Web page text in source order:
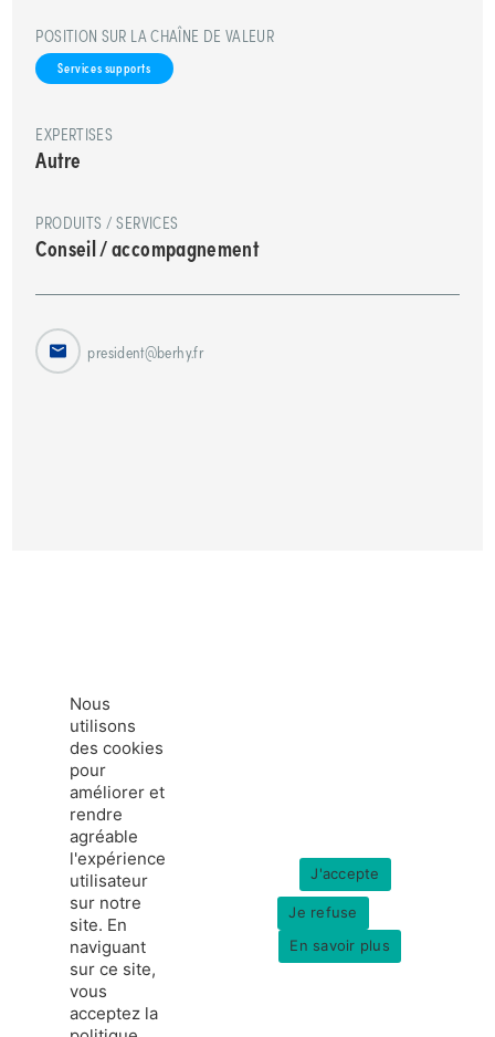
POSITION SUR LA CHAÎNE DE VALEUR
Services supports
EXPERTISES
Autre
PRODUITS / SERVICES
Conseil / accompagnement
president@berhy.fr
Nous
utilisons
des cookies
pour
améliorer et
rendre
agréable
l'expérience
utilisateur
sur notre
site. En
naviguant
sur ce site,
vous
acceptez la
J'accepte
Je refuse
En savoir plus